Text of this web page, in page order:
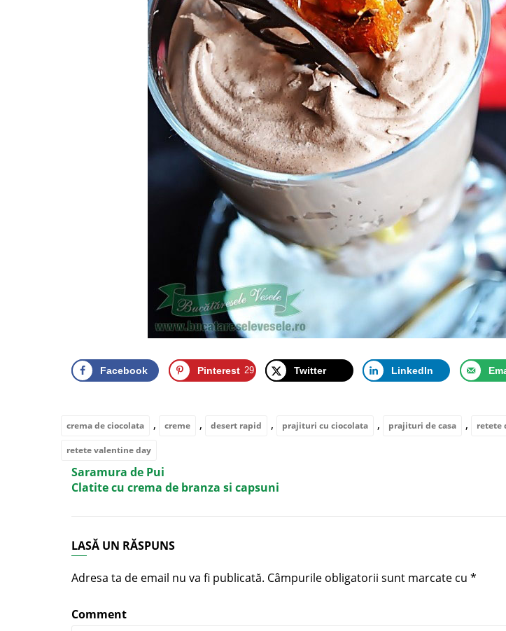
Facebook Pinterest 29 Twitter LinkedIn
crema de ciocolata , creme , desert rapid , prajituri cu ciocolata , prajituri de casa , retete
retete valentine day
Saramura de Pui
Clatite cu crema de branza si capsuni
LASĂ UN RĂSPUNS
Adresa ta de email nu va fi publicată. Câmpurile obligatorii sunt marcate cu *
Comment